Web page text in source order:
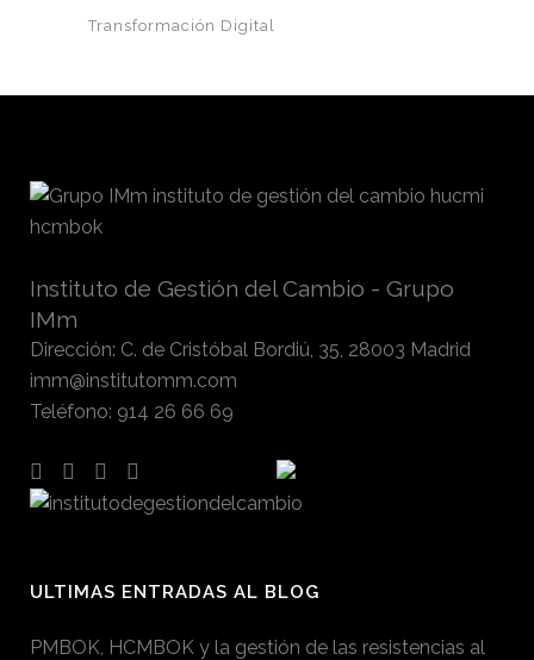
Transformación Digital
Instituto de Gestión del Cambio - Grupo
IMm
Dirección: C. de Cristóbal Bordiú, 35, 28003 Madrid
imm@institutomm.com
Teléfono: 914 26 66 69
ULTIMAS ENTRADAS AL BLOG
PMBOK, HCMBOK y la gestión de las resistencias al